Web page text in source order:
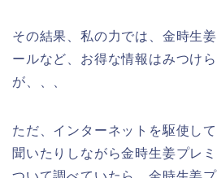
その結果、私の力では、金時生
ールなど、お得な情報はみつけ
が、、、
ただ、インターネットを駆使し
聞いたりしながら金時生姜プレ